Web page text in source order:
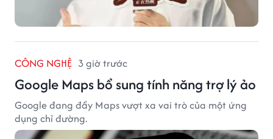
CÔNG NGHỆ 3 giờ trước
Google Maps bổ sung tính năng trợ lý ảo
Google đang đẩy Maps vượt xa vai trò của một ứng
dụng chỉ đường.